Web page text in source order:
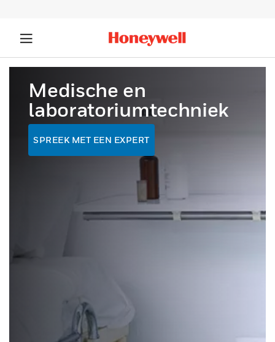
Medische en
laboratoriumtechniek
SPREEK MET EEN EXPERT